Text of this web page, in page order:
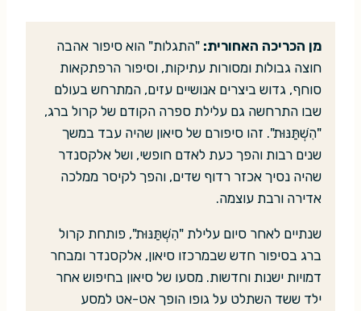
מן הכריכה האחורית: "התגלות" הוא סיפור אהבה
חוצה גבולות ומסורות עתיקות, וסיפור הרפתקאות
סוחף, גדוש ביצרים אנושיים עזים, המתרחש בעולם
שבו התרחשה גם עלילת ספרה הקודם של קרול ברג,
"הִשְׁתַּנּוּת". זהו סיפורם של סיאון שהיה עבד במשך
שנים רבות והפך כעת לאדם חופשי, ושל אלקסנדר
שהיה נסיך אכזר רדוף שדים, והפך לקיסר ממלכה
אדירה ורבת עוצמה.
שנתיים לאחר סיום עלילת "הִשְׁתַּנּוּת", פותחת קרול
ברג בסיפור חדש שבמרכזו סיאון, אלקסנדר ומבחר
דמויות ישנות וחדשות. מסעו של סיאון בחיפוש אחר
ילד ששד השתלט על גופו הופך אט-אט למסע